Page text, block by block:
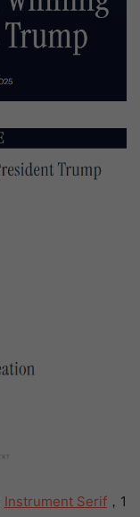
Instrument Serif，1